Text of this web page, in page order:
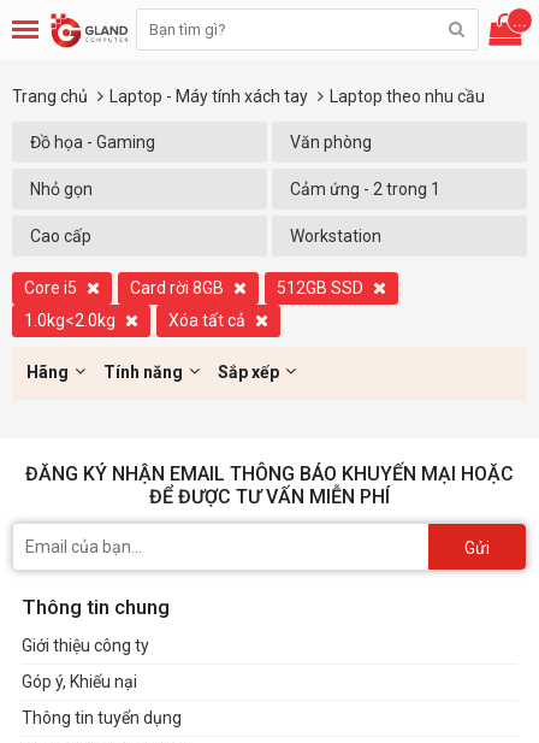
...
Trang chủ Laptop - Máy tính xách tay Laptop theo nhu cầu
Đồ họa - Gaming Văn phòng
Nhỏ gọn Cảm ứng - 2 trong 1
Cao cấp Workstation
Core i5 Card rời 8GB
512GB SSD
1.0kg<2.0kg
Xóa tất cả
Hãng Tính năng Sắp xếp
ĐĂNG KÝ NHẬN EMAIL THÔNG BÁO KHUYẾN MẠI HOẶC
ĐỂ ĐƯỢC TƯ VẤN MIỄN PHÍ
Gửi
Thông tin chung
Giới thiệu công ty
Góp ý, Khiếu nại
Thông tin tuyển dụng